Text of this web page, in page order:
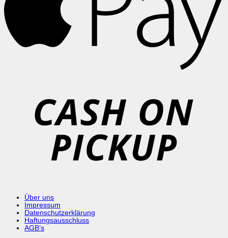
Über uns
Impressum
Datenschutzerklärung
Haftungsausschluss
AGB’s